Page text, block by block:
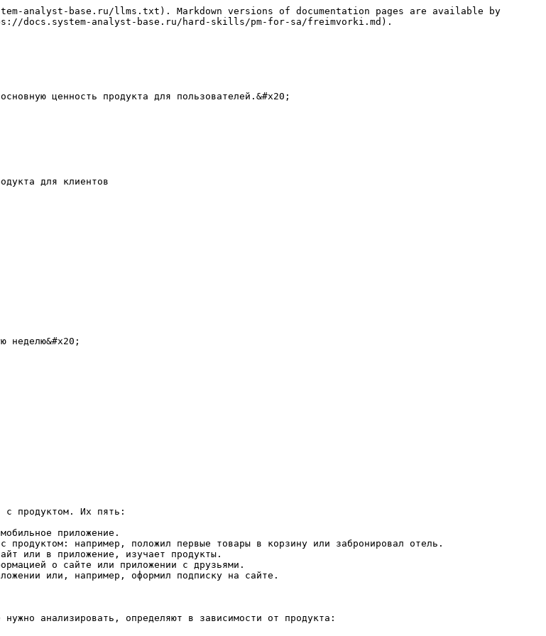
analyst-base.ru/llms.txt). Markdown versions of documentation pages are available by
docs.system-analyst-base.ru/hard-skills/pm-for-sa/freimvorki.md).
ценность продукта для пользователей.&#x20;
для клиентов
неделю&#x20;
с продуктом. Их пять:
приложение.
например, положил первые товары в корзину или забронировал отель.
или в приложение, изучает продукты.
о сайте или приложении с друзьями.
или, например, оформил подписку на сайте.
анализировать, определяют в зависимости от продукта: